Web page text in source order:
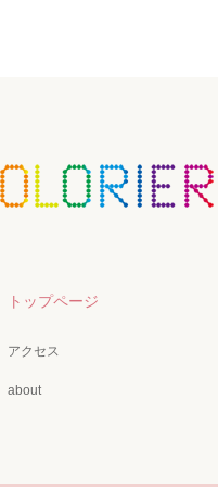
トップページ
アクセス
about